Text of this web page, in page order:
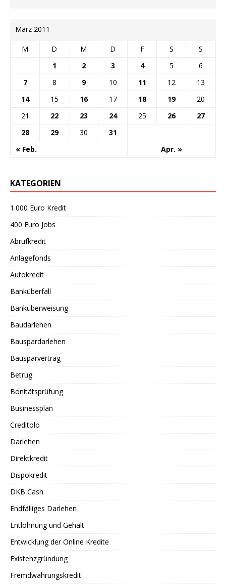
März 2011
M D M D F S S
« Feb. Apr. »
1 2 3 4 5
6
7
8 9 10 11 12
13
14
15 16 17 18 19
20
21
22 23 24 25 26
27
28
29 30 31
KATEGORIEN
1.000 Euro Kredit
400 Euro Jobs
Abrufkredit
Anlagefonds
Autokredit
Banküberfall
Banküberweisung
Baudarlehen
Bauspardarlehen
Bausparvertrag
Betrug
Bonitätsprüfung
Businessplan
Creditolo
Darlehen
Direktkredit
Dispokredit
DKB Cash
Endfälliges Darlehen
Entlohnung und Gehalt
Entwicklung der Online Kredite
Existenzgründung
Fremdwährungskredit